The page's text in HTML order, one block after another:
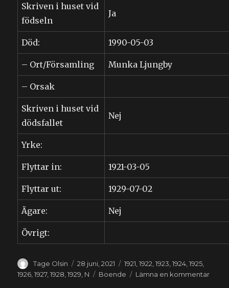
Skriven i huset vid
födseln
Ja
Död: 1990-05-03
– Ort/Församling Munka Ljungby
– Orsak
Skriven i huset vid
dödsfallet
Nej
Yrke:
Flyttar in: 1921-03-05
Flyttar ut: 1929-07-02
Ägare: Nej
Övrigt:
Författare
Tage Olsin
Publicerat
den
28 juni, 2021 Kategorier
1921 ,1922 ,1923 ,1924 ,1925
1926 ,1927,1928 ,1929 N Etiketter
Boende Lämna en kommentartill